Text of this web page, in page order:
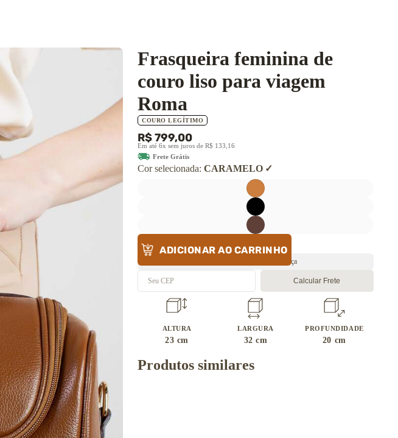
Frasqueira feminina de
couro liso para viagem
Roma
COURO LEGÍTIMO
R$ 799,00
Em até 6x sem juros de R$ 133,16
Frete Grátis
Cor selecionada: CARAMELO
ADICIONAR AO CARRINHO
Envio rápido 🔥 Última peça
Calcular Frete
ALTURA
23 cm
LARGURA
32cm
PROFUNDIDADE
20 cm
Produtos similares